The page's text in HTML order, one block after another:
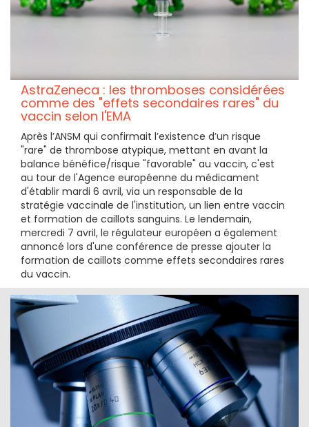
AstraZeneca : les thromboses considérées
comme des "effets secondaires rares" du
vaccin selon l'EMA
Après l’ANSM qui confirmait l’existence d’un risque
"rare" de thrombose atypique, mettant en avant la
balance bénéfice/risque "favorable" au vaccin, c'est
au tour de l'Agence européenne du médicament
d'établir mardi 6 avril, via un responsable de la
stratégie vaccinale de l'institution, un lien entre vaccin
et formation de caillots sanguins. Le lendemain,
mercredi 7 avril, le régulateur européen a également
annoncé lors d'une conférence de presse ajouter la
formation de caillots comme effets secondaires rares
du vaccin.